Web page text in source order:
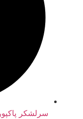
سرلشکر پاکپور: سپاه